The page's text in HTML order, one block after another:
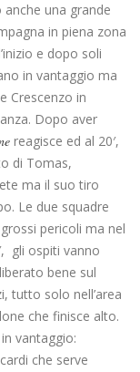
una grande
in piena zona
e dopo soli
in vantaggio ma
Crescenzo in
Dopo aver
reagisce ed al 20′,
di Tomas,
ma il suo tiro
Le due squadre
pericoli ma nel
gli ospiti vanno
bene sul
tutto solo nell’area
che finisce alto.
vantaggio:
che serve